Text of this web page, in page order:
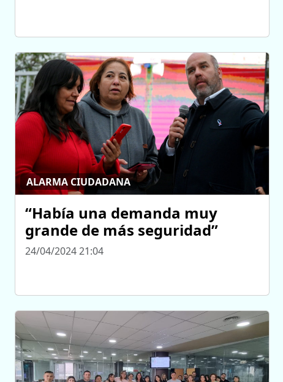
ALARMA CIUDADANA
“Había una demanda muy
grande de más seguridad”
24/04/2024 21:04